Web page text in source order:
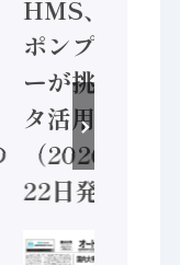
HMS、老舗
ポンプメーカ
ーが挑むデー
タ活用 など
（2026年7月
22日発行）